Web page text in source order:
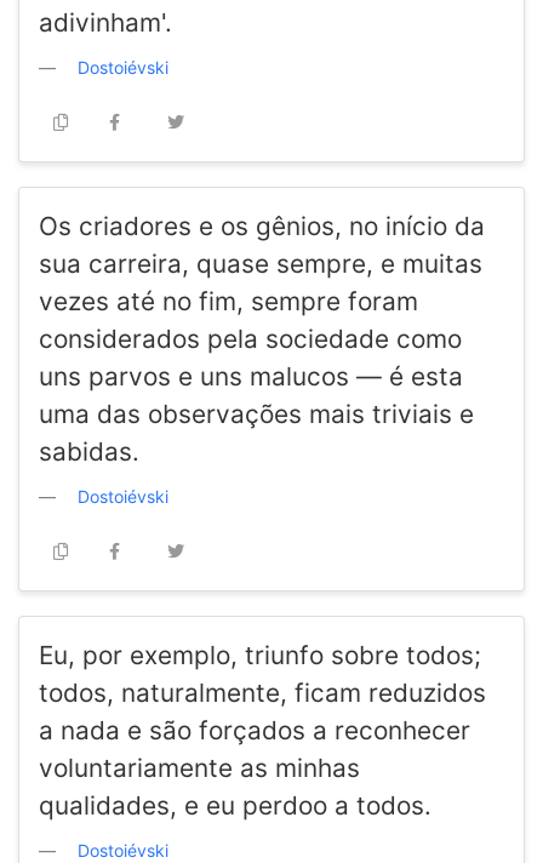
adivinham'.
Dostoiévski
Os criadores e os gênios, no início da
sua carreira, quase sempre, e muitas
vezes até no fim, sempre foram
considerados pela sociedade como
uns parvos e uns malucos — é esta
uma das observações mais triviais e
sabidas.
Dostoiévski
Eu, por exemplo, triunfo sobre todos;
todos, naturalmente, ficam reduzidos
a nada e são forçados a reconhecer
voluntariamente as minhas
qualidades, e eu perdoo a todos.
Dostoiévski